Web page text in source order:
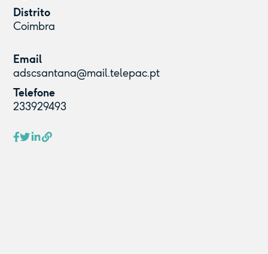
Distrito
Coimbra
Email
adscsantana@mail.telepac.pt
Telefone
233929493